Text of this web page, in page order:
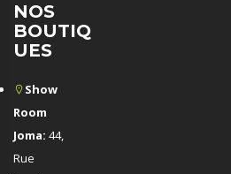
NOS
BOUTIQ
UES
Show
Room
Joma: 44,
Rue